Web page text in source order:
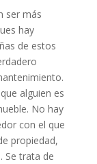
ser más
hay
de estos
alguien es
No hay
con el que
propiedad,
Se trata de